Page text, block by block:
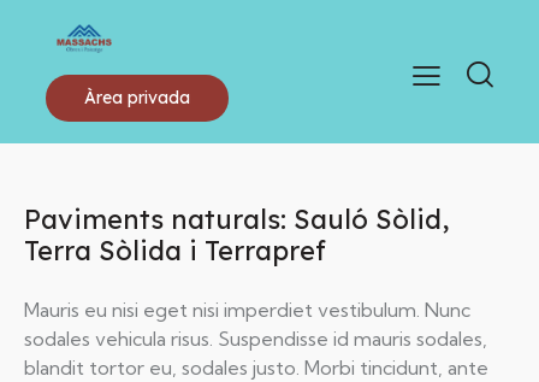
Àrea privada
Paviments naturals: Sauló Sòlid,
Terra Sòlida i Terrapref
Mauris eu nisi eget nisi imperdiet vestibulum. Nunc
sodales vehicula risus. Suspendisse id mauris sodales,
blandit tortor eu, sodales justo. Morbi tincidunt, ante